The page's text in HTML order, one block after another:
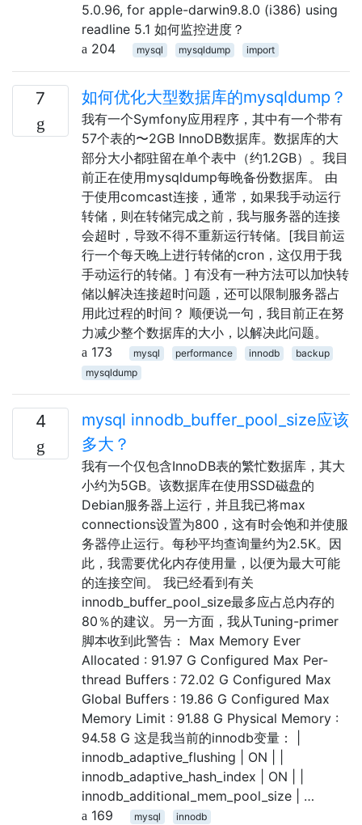
5.0.96, for apple-darwin9.8.0 (i386) using
readline 5.1 如何监控进度？
204
mysql mysqldump import
7 如何优化大型数据库的mysqldump？
我有一个Symfony应用程序，其中有一个带有
57个表的〜2GB InnoDB数据库。数据库的大
部分大小都驻留在单个表中（约1.2GB）。我目
前正在使用mysqldump每晚备份数据库。 由
于使用comcast连接，通常，如果我手动运行
转储，则在转储完成之前，我与服务器的连接
会超时，导致不得不重新运行转储。[我目前运
行一个每天晚上进行转储的cron，这仅用于我
手动运行的转储。] 有没有一种方法可以加快转
储以解决连接超时问题，还可以限制服务器占
用此过程的时间？ 顺便说一句，我目前正在努
力减少整个数据库的大小，以解决此问题。
173
mysql performance innodb
backup
mysqldump
4
mysql innodb_buffer_pool_size应该
多大？
我有一个仅包含InnoDB表的繁忙数据库，其大
小约为5GB。该数据库在使用SSD磁盘的
Debian服务器上运行，并且我已将max
connections设置为800，这有时会饱和并使服
务器停止运行。每秒平均查询量约为2.5K。因
此，我需要优化内存使用量，以便为最大可能
的连接空间。 我已经看到有关
innodb_buffer_pool_size最多应占总内存的
80％的建议。另一方面，我从Tuning-primer
脚本收到此警告： Max Memory Ever
Allocated : 91.97 G Configured Max Per-
thread Buffers : 72.02 G Configured Max
Global Buffers : 19.86 G Configured Max
Memory Limit : 91.88 G Physical Memory :
94.58 G 这是我当前的innodb变量： |
innodb_adaptive_flushing | ON | |
innodb_adaptive_hash_index | ON | |
innodb_additional_mem_pool_size | …
169
mysql innodb